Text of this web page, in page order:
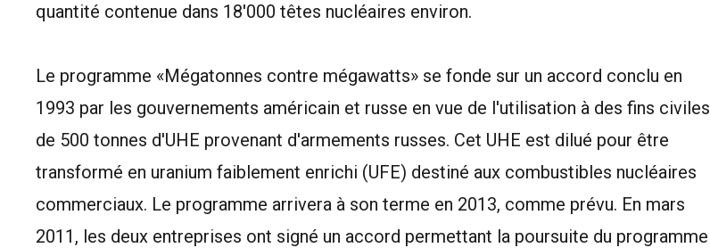
quantité contenue dans 18'000 têtes nucléaires environ.
Le programme «Mégatonnes contre mégawatts» se fonde sur un accord conclu en
1993 par les gouvernements américain et russe en vue de l'utilisation à des fins civiles
de 500 tonnes d'UHE provenant d'armements russes. Cet UHE est dilué pour être
transformé en uranium faiblement enrichi (UFE) destiné aux combustibles nucléaires
commerciaux. Le programme arrivera à son terme en 2013, comme prévu. En mars
2011, les deux entreprises ont signé un accord permettant la poursuite du programme